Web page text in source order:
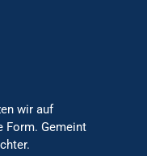
wir auf
Form. Gemeint